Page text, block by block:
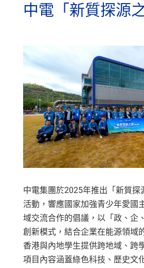
中電「新質探源之
中電集團於2025年推出「新質探
活動，響應國家加強青少年愛國
域交流合作的倡議，以「政、企
創新模式，結合企業在能源領域
香港與內地學生提供跨地域、跨
項目內容涵蓋綠色科技、歷史文